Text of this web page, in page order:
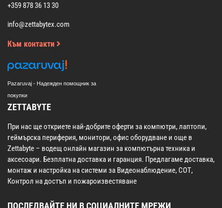
+359 878 36 13 30
info@zettabytex.com
Към контакти
Pazaruvaj - Надежден помощник за
покупки
ZETTABYTE
При нас ще откриете най-добрите оферти за компютри, лаптопи,
геймърска периферия, монитори, офис оборудване и още в
Zettabyte – водещ онлайн магазин за компютърна техника и
аксесоари. Безплатна доставка и гаранция. Предлагаме доставка,
монтаж и настройка на системи за Видеонаблюдение, СОТ,
Контрол на достъп и пожароизвестяване
ПОСЛЕДВАЙТЕ НИ В СОЦИАЛНИТЕ МРЕЖИ